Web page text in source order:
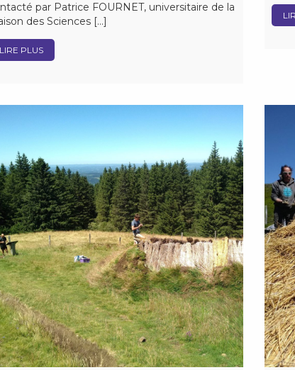
par Patrice FOURNET, universitaire de la
des Sciences […]
LIRE PLUS